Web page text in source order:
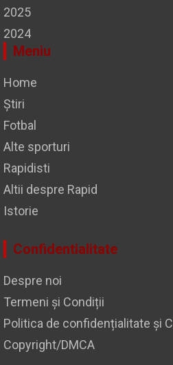
2025
2024
Meniu
Home
Știri
Fotbal
Alte sporturi
Rapidisti
Altii despre Rapid
Istorie
Confidentialitate
Despre noi
Termeni și Condiții
Politica de confidențialitate și
Copyright/DMCA